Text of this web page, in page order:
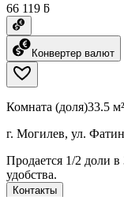
66 119 ƃ
Конвертер валют
Комната (доля)33.5 м²
г. Могилев, ул.
Продается 1/2 доли
удобства.
Контакты